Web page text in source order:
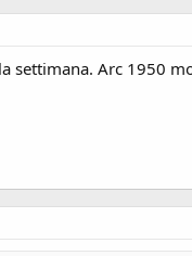
settimana. Arc 1950